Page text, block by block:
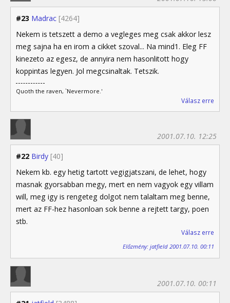
#23 Madrac [4264]
Nekem is tetszett a demo a vegleges meg csak akkor lesz
meg sajna ha en irom a cikket szoval... Na mind1. Eleg FF
kinezeto az egesz, de annyira nem hasonlitott hogy
koppintas legyen. Jol megcsinaltak. Tetszik.
Quoth the raven, `Nevermore.'
Válasz erre
#22 Birdy [40]
2001.07.10. 12:25
Nekem kb. egy hetig tartott vegigjatszani, de lehet, hogy
masnak gyorsabban megy, mert en nem vagyok egy villam
will, meg igy is rengeteg dolgot nem talaltam meg benne,
mert az FF-hez hasonloan sok benne a rejtett targy, poen
stb.
Válasz erre
Előzmény: jatfield 2001.07.10. 00:11
2001.07.10. 00:11